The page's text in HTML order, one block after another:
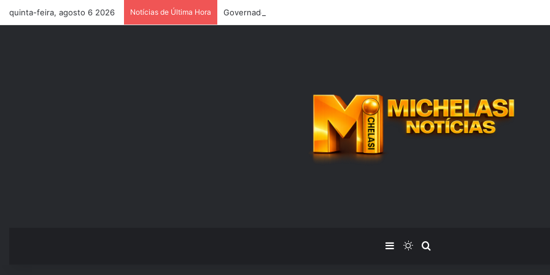
quinta-feira, agosto 6 2026 Notícias de Última Hora Governadora do Distrito LC1 de Lions Internacional, Silvia Nunes, recebe Prêmio
Barra Lateral
Switch skin